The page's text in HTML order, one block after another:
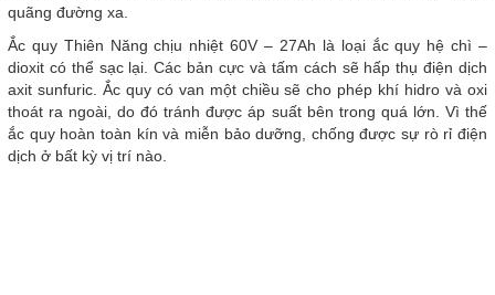
quãng đường xa.
Ắc quy Thiên Năng chịu nhiệt 60V – 27Ah là loại ắc quy hệ chì –
dioxit có thể sạc lại. Các bản cực và tấm cách sẽ hấp thụ điện dịch
axit sunfuric. Ắc quy có van một chiều sẽ cho phép khí hidro và oxi
thoát ra ngoài, do đó tránh được áp suất bên trong quá lớn. Vì thế
ắc quy hoàn toàn kín và miễn bảo dưỡng, chống được sự rò rỉ điện
dịch ở bất kỳ vị trí nào.